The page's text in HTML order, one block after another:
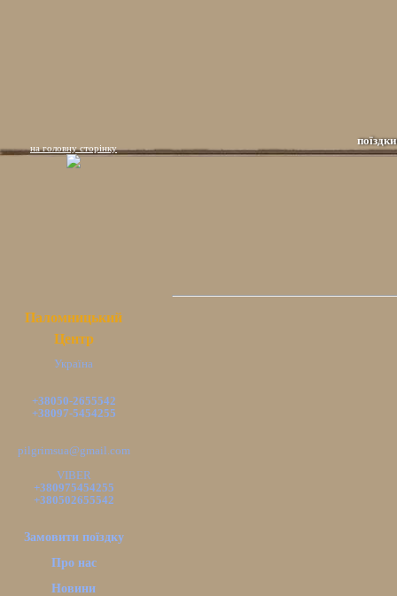
поїздки
на головну сторінку
Паломницький
Центр
Україна
+38050-2655542
+38097-5454255
pilgrimsua@gmail.com
VIBER
+380975454255
+380502655542
Замовити поїздку
Про нас
Новини